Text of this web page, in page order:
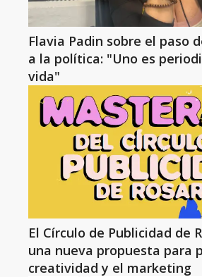
Flavia Padin sobre el paso
a la política: "Uno es
vida"
El Círculo de Publicidad de
una nueva propuesta para
creatividad y el marketing